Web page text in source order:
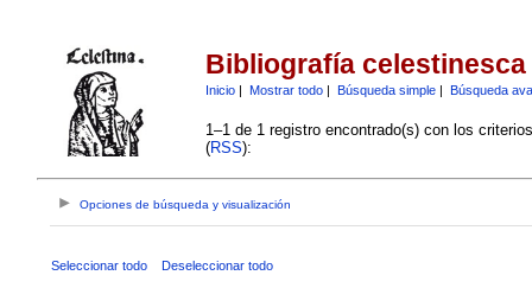
Bibliografía celestinesca
Inicio| Mostrar todo| Búsqueda simple| Búsqueda
1–1 de 1 registro encontrado(s) con los
(RSS):
Opciones de búsqueda y visualización
Seleccionar todo Deseleccionar todo